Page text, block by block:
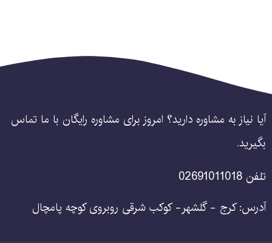
آیا نیاز به مشاوره دارید؟ امروز برای مشاوره رایگان با ما تماس
بگیرید.
تلفن 02691011018
آدرس: کرج - گلشهر- کوکب شرقی روبروی کوچه پامچال